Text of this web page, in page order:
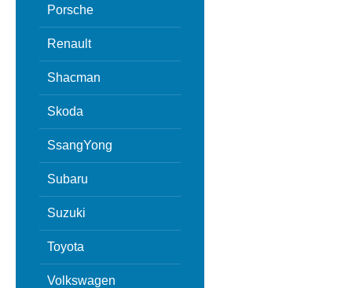
Porsche
Renault
Shacman
Skoda
SsangYong
Subaru
Suzuki
Toyota
Volkswagen